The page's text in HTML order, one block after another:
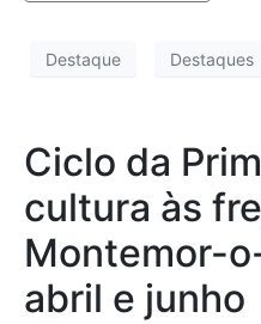
Destaque Destaques
Ciclo da
cultura às
Montemor-
abril e junho